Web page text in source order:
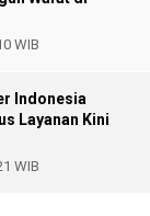
WIB
Indonesia
Layanan Kini
WIB